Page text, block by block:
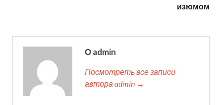
изюмом
О admin
Посмотреть все записи
автора admin →